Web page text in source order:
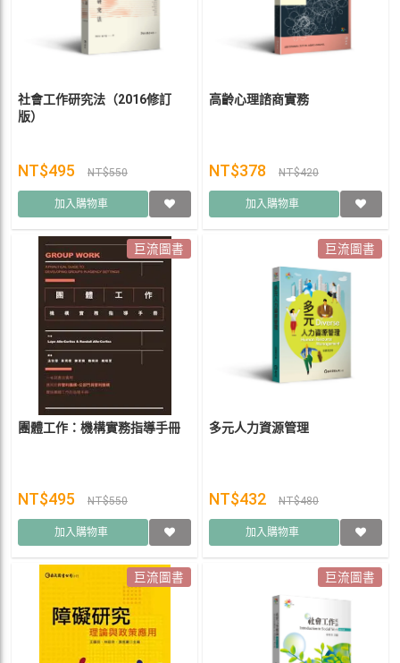
社會工作研究法（2016修訂
版）
NT$495 NT$550
加入購物車
高齡心理諮商實務
NT$378 NT$420
加入購物車
巨流圖書
團體工作：機構實務指導手冊
NT$495 NT$550
加入購物車
巨流圖書
多元人力資源管理
NT$432 NT$480
加入購物車
巨流圖書 巨流圖書